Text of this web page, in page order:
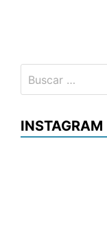
INSTAGRAM